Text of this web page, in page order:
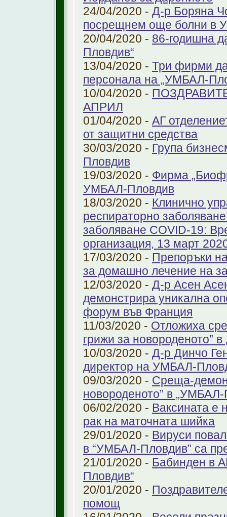
24/04/2020 - Д-р Боряна
посрещнем още болни в
20/04/2020 - 86-годишна
Пловдив“
13/04/2020 - Три фирми
персонала на „УМБАЛ-
10/04/2020 -
АПРИЛ
01/04/2020 - АГ
от защитни средства
30/03/2020 - Група
Пловдив
19/03/2020 - Фирма
УМБАЛ-Пловдив
18/03/2020 - Клинично
респираторно
заболяване COVID-19:
организация, 13 март
17/03/2020 - Препоръки
за домашно лечение на
12/03/2020 - Д-р Асен
демонстрира уникална
форум във Франция
11/03/2020 - Отложиха
грижи за новороденото”
10/03/2020 - Д-р Динчо
директор на УМБАЛ-
09/03/2020 - Среща-
новороденото” в „УМБАЛ-
06/02/2020 - Ваксината е
рак на маточната шийка
29/01/2020 - Вируси
в “УМБАЛ-Пловдив” са
21/01/2020 - Бабинден в
Пловдив“
20/01/2020 -
помощ